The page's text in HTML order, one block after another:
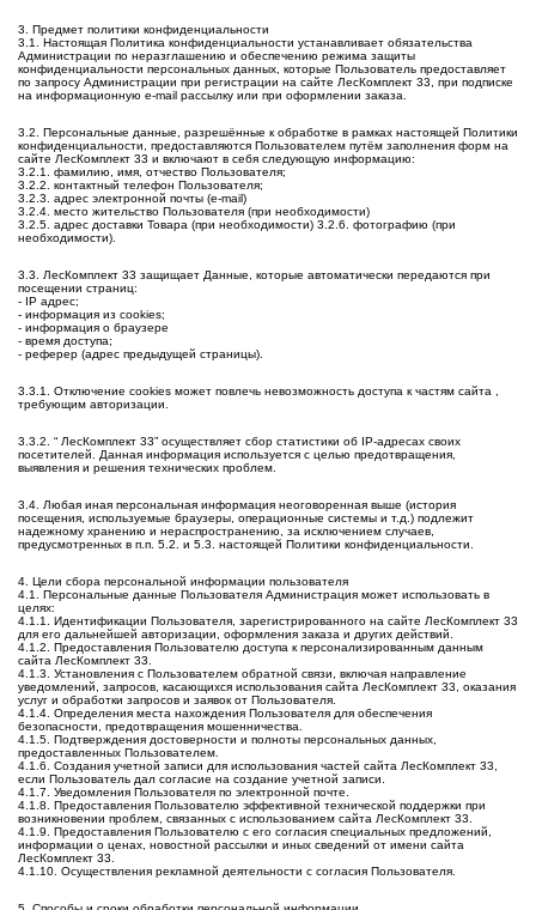
3. Предмет политики конфиденциальности
3.1. Настоящая Политика конфиденциальности устанавливает обязательства
Администрации по неразглашению и обеспечению режима защиты
конфиденциальности персональных данных, которые Пользователь предоставляет
по запросу Администрации при регистрации на сайте ЛесКомплект 33, при подписке
на информационную e-mail рассылку или при оформлении заказа.
3.2. Персональные данные, разрешённые к обработке в рамках настоящей Политики
конфиденциальности, предоставляются Пользователем путём заполнения форм на
сайте ЛесКомплект 33 и включают в себя следующую информацию:
3.2.1. фамилию, имя, отчество Пользователя;
3.2.2. контактный телефон Пользователя;
3.2.3. адрес электронной почты (e-mail)
3.2.4. место жительство Пользователя (при необходимости)
3.2.5. адрес доставки Товара (при необходимости) 3.2.6. фотографию (при
необходимости).
3.3. ЛесКомплект 33 защищает Данные, которые автоматически передаются при
посещении страниц:
- IP адрес;
- информация из cookies;
- информация о браузере
- время доступа;
- реферер (адрес предыдущей страницы).
3.3.1. Отключение cookies может повлечь невозможность доступа к частям сайта ,
требующим авторизации.
3.3.2. “ ЛесКомплект 33” осуществляет сбор статистики об IP-адресах своих
посетителей. Данная информация используется с целью предотвращения,
выявления и решения технических проблем.
3.4. Любая иная персональная информация неоговоренная выше (история
посещения, используемые браузеры, операционные системы и т.д.) подлежит
надежному хранению и нераспространению, за исключением случаев,
предусмотренных в п.п. 5.2. и 5.3. настоящей Политики конфиденциальности.
4. Цели сбора персональной информации пользователя
4.1. Персональные данные Пользователя Администрация может использовать в
целях:
4.1.1. Идентификации Пользователя, зарегистрированного на сайте ЛесКомплект 33
для его дальнейшей авторизации, оформления заказа и других действий.
4.1.2. Предоставления Пользователю доступа к персонализированным данным
сайта ЛесКомплект 33.
4.1.3. Установления с Пользователем обратной связи, включая направление
уведомлений, запросов, касающихся использования сайта ЛесКомплект 33, оказания
услуг и обработки запросов и заявок от Пользователя.
4.1.4. Определения места нахождения Пользователя для обеспечения
безопасности, предотвращения мошенничества.
4.1.5. Подтверждения достоверности и полноты персональных данных,
предоставленных Пользователем.
4.1.6. Создания учетной записи для использования частей сайта ЛесКомплект 33,
если Пользователь дал согласие на создание учетной записи.
4.1.7. Уведомления Пользователя по электронной почте.
4.1.8. Предоставления Пользователю эффективной технической поддержки при
возникновении проблем, связанных с использованием сайта ЛесКомплект 33.
4.1.9. Предоставления Пользователю с его согласия специальных предложений,
информации о ценах, новостной рассылки и иных сведений от имени сайта
ЛесКомплект 33.
4.1.10. Осуществления рекламной деятельности с согласия Пользователя.